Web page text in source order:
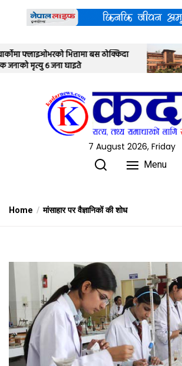
content
देउवा पक्षयले दिएकोे
आज सर्वोच्च अदालतका तीन
7 August 2026, Friday
Menu
Home मांसाहार पर वैज्ञानिकों की शोध